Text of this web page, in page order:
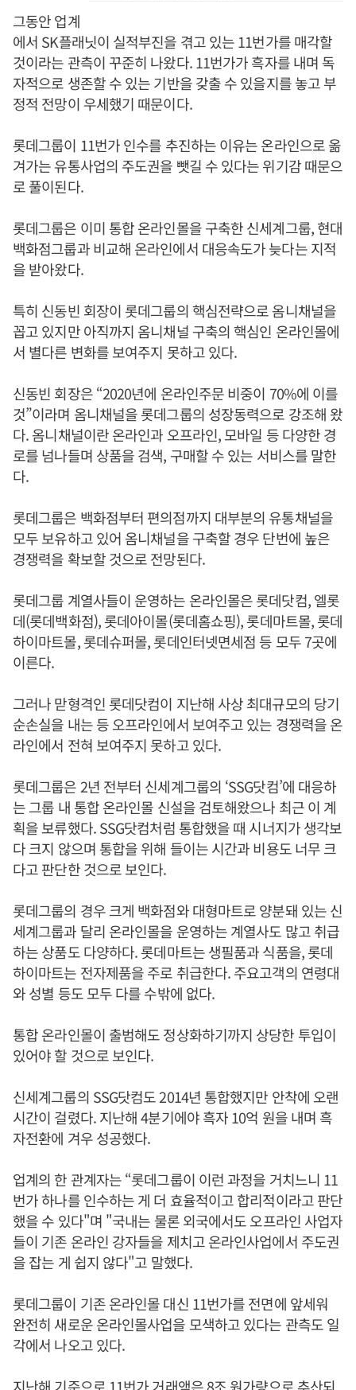
그동안 업계
에서 SK플래닛이 실적부진을 겪고 있는 11번가를 매각할
것이라는 관측이 꾸준히 나왔다. 11번가가 흑자를 내며 독
자적으로 생존할 수 있는 기반을 갖출 수 있을지를 놓고 부
정적 전망이 우세했기 때문이다.
롯데그룹이 11번가 인수를 추진하는 이유는 온라인으로 옮
겨가는 유통사업의 주도권을 뺏길 수 있다는 위기감 때문으
로 풀이된다.
롯데그룹은 이미 통합 온라인몰을 구축한 신세계그룹, 현대
백화점그룹과 비교해 온라인에서 대응속도가 늦다는 지적
을 받아왔다.
특히 신동빈 회장이 롯데그룹의 핵심전략으로 옴니채널을
꼽고 있지만 아직까지 옴니채널 구축의 핵심인 온라인몰에
서 별다른 변화를 보여주지 못하고 있다.
신동빈 회장은 “2020년에 온라인주문 비중이 70%에 이를
것”이라며 옴니채널을 롯데그룹의 성장동력으로 강조해 왔
다. 옴니채널이란 온라인과 오프라인, 모바일 등 다양한 경
로를 넘나들며 상품을 검색, 구매할 수 있는 서비스를 말한
다.
롯데그룹은 백화점부터 편의점까지 대부분의 유통채널을
모두 보유하고 있어 옴니채널을 구축할 경우 단번에 높은
경쟁력을 확보할 것으로 전망된다.
롯데그룹 계열사들이 운영하는 온라인몰은 롯데닷컴, 엘롯
데(롯데백화점), 롯데아이몰(롯데홈쇼핑), 롯데마트몰, 롯데
하이마트몰, 롯데슈퍼몰, 롯데인터넷면세점 등 모두 7곳에
이른다.
그러나 맏형격인 롯데닷컴이 지난해 사상 최대규모의 당기
순손실을 내는 등 오프라인에서 보여주고 있는 경쟁력을 온
라인에서 전혀 보여주지 못하고 있다.
롯데그룹은 2년 전부터 신세계그룹의 ‘SSG닷컴’에 대응하
는 그룹 내 통합 온라인몰 신설을 검토해왔으나 최근 이 계
획을 보류했다. SSG닷컴처럼 통합했을 때 시너지가 생각보
다 크지 않으며 통합을 위해 들이는 시간과 비용도 너무 크
다고 판단한 것으로 보인다.
롯데그룹의 경우 크게 백화점와 대형마트로 양분돼 있는 신
세계그룹과 달리 온라인몰을 운영하는 계열사도 많고 취급
하는 상품도 다양하다. 롯데마트는 생필품과 식품을, 롯데
하이마트는 전자제품을 주로 취급한다. 주요고객의 연령대
와 성별 등도 모두 다를 수밖에 없다.
통합 온라인몰이 출범해도 정상화하기까지 상당한 투입이
있어야 할 것으로 보인다.
신세계그룹의 SSG닷컴도 2014년 통합했지만 안착에 오랜
시간이 걸렸다. 지난해 4분기에야 흑자 10억 원을 내며 흑
자전환에 겨우 성공했다.
업계의 한 관계자는 “롯데그룹이 이런 과정을 거치느니 11
번가 하나를 인수하는 게 더 효율적이고 합리적이라고 판단
했을 수 있다"며 "국내는 물론 외국에서도 오프라인 사업자
들이 기존 온라인 강자들을 제치고 온라인사업에서 주도권
을 잡는 게 쉽지 않다"고 말했다.
롯데그룹이 기존 온라인몰 대신 11번가를 전면에 앞세워
완전히 새로운 온라인몰사업을 모색하고 있다는 관측도 일
각에서 나오고 있다.